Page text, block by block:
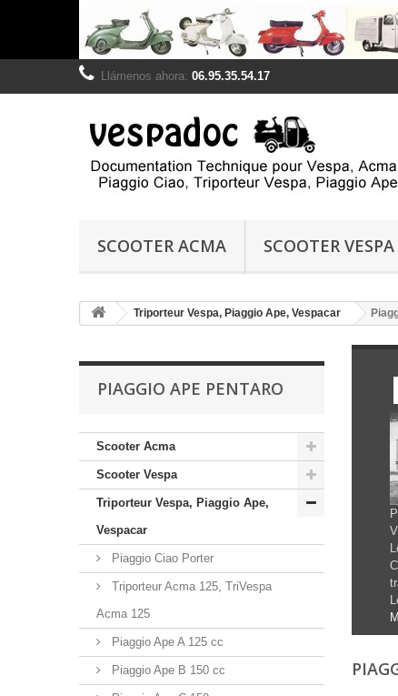
Llámenos ahora: 06.95.35.54.17
SCOOTER ACMA SCOOTER VESPA
Triporteur Vespa, Piaggio Ape, Vespacar
PIAGGIO APE PENTARO
Scooter Acma
Scooter Vespa
Triporteur Vespa, Piaggio Ape,
Vespacar
Piaggio Ciao Porter
Triporteur Acma 125, TriVespa
Acma 125
Piaggio Ape A 125 cc
Piaggio Ape B 150 cc